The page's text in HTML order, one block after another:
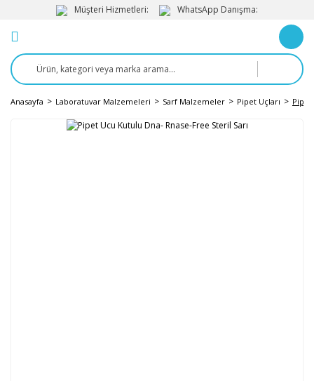
Müşteri Hizmetleri: WhatsApp Danışma:
Anasayfa Laboratuvar Malzemeleri Sarf Malzemeler Pipet Uçları Pipet